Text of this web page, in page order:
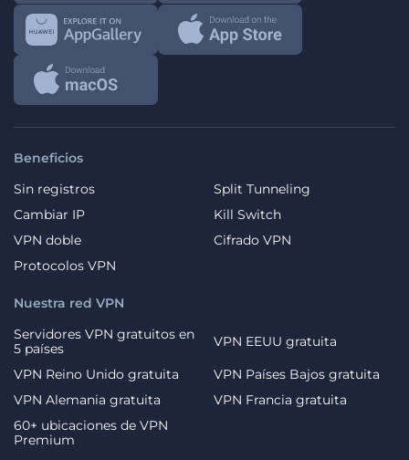
Beneficios
Sin registros
Split Tunneling
Cambiar IP
Kill Switch
VPN doble
Cifrado VPN
Protocolos VPN
Nuestra red VPN
Servidores VPN gratuitos en
5 países
VPN EEUU gratuita
VPN Reino Unido gratuita
VPN Países Bajos gratuita
VPN Alemania gratuita
VPN Francia gratuita
60+ ubicaciones de VPN
Premium